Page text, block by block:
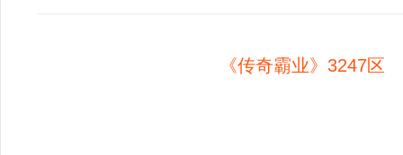
《传奇霸业》3247